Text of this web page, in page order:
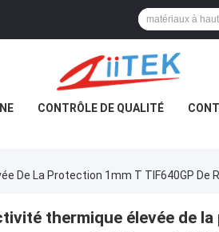
CONTRÔLE DE QUALITÉ
De La Protection 1mm T TIF640GP De
thermique élevée de